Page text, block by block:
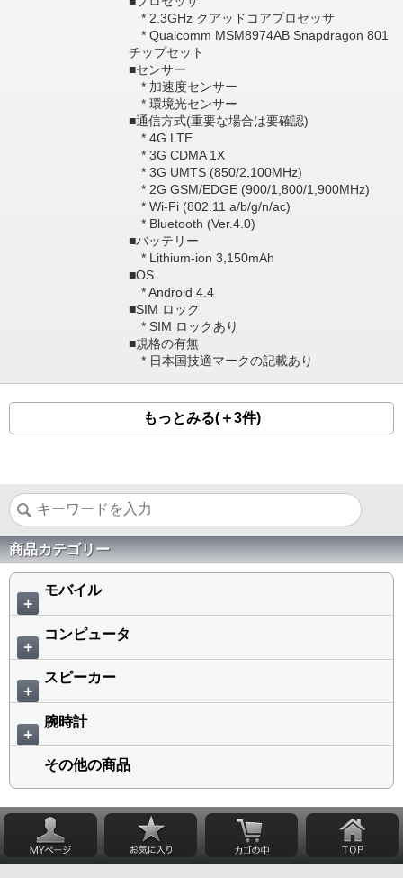
* 2.3GHz クアッドコアプロセッサ
* Qualcomm MSM8974AB Snapdragon 801
チップセット
■センサー
* 加速度センサー
* 環境光センサー
■通信方式(重要な場合は要確認)
* 4G LTE
* 3G CDMA 1X
* 3G UMTS (850/2,100MHz)
* 2G GSM/EDGE (900/1,800/1,900MHz)
* Wi-Fi (802.11 a/b/g/n/ac)
* Bluetooth (Ver.4.0)
■バッテリー
* Lithium-ion 3,150mAh
■OS
* Android 4.4
■SIM ロック
* SIM ロックあり
■規格の有無
* 日本国技適マークの記載あり
もっとみる(＋3件)
商品カテゴリー
＋
モバイル
＋
コンピュータ
＋
スピーカー
＋
腕時計
その他の商品